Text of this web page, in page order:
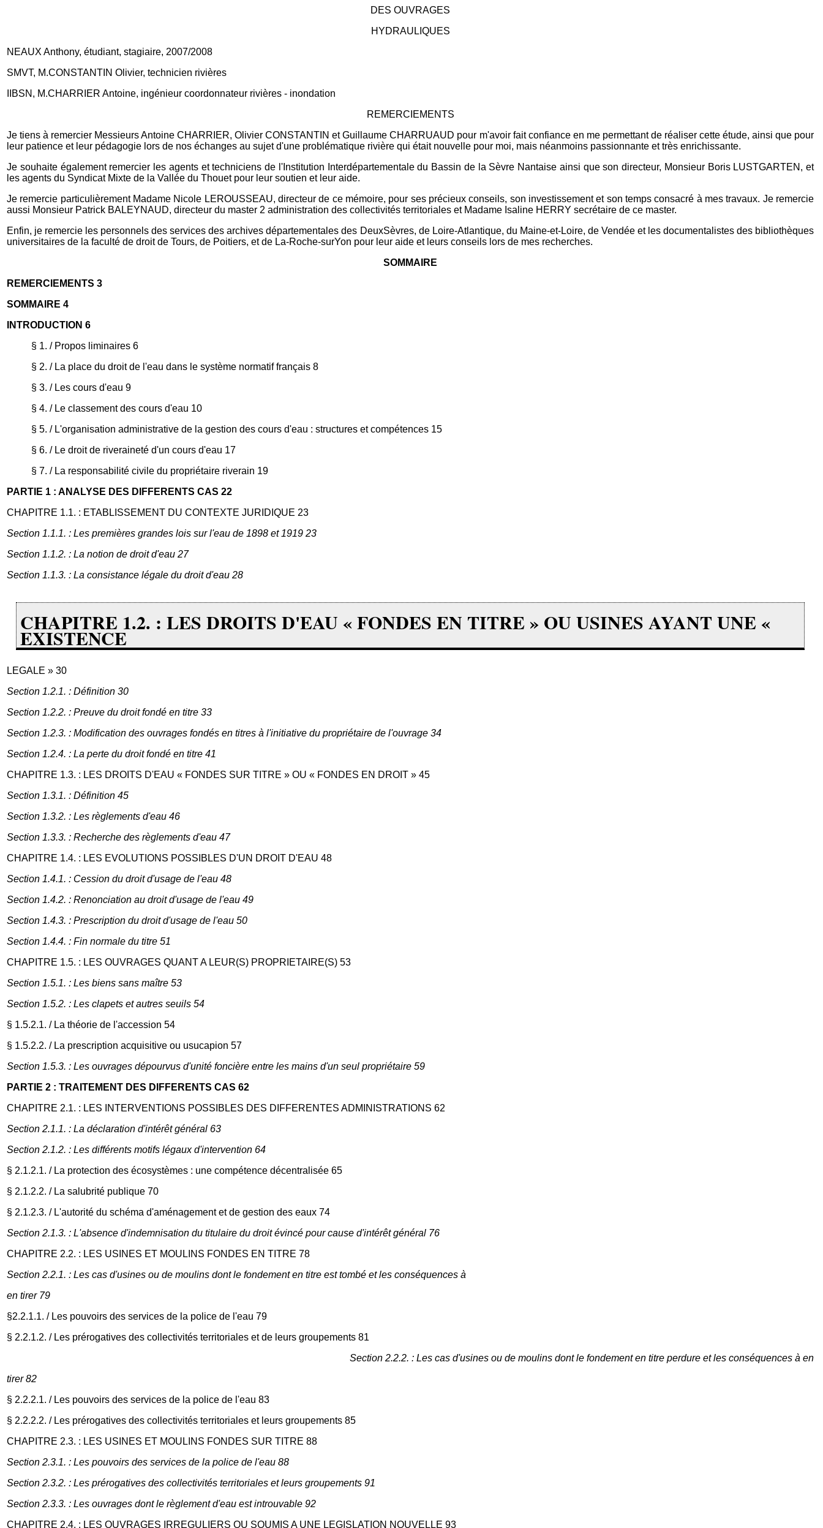
DES OUVRAGES
HYDRAULIQUES
NEAUX Anthony, étudiant, stagiaire, 2007/2008
SMVT, M.CONSTANTIN Olivier, technicien rivières
IIBSN, M.CHARRIER Antoine, ingénieur coordonnateur rivières - inondation
REMERCIEMENTS
Je tiens à remercier Messieurs Antoine CHARRIER, Olivier CONSTANTIN et Guillaume CHARRUAUD pour m'avoir fait confiance en me permettant de réaliser cette étude, ainsi que pour
leur patience et leur pédagogie lors de nos échanges au sujet d'une problématique rivière qui était nouvelle pour moi, mais néanmoins passionnante et très enrichissante.
Je souhaite également remercier les agents et techniciens de l'Institution Interdépartementale du Bassin de la Sèvre Nantaise ainsi que son directeur, Monsieur Boris LUSTGARTEN, et
les agents du Syndicat Mixte de la Vallée du Thouet pour leur soutien et leur aide.
Je remercie particulièrement Madame Nicole LEROUSSEAU, directeur de ce mémoire, pour ses précieux conseils, son investissement et son temps consacré à mes travaux. Je remercie
aussi Monsieur Patrick BALEYNAUD, directeur du master 2 administration des collectivités territoriales et Madame Isaline HERRY secrétaire de ce master.
Enfin, je remercie les personnels des services des archives départementales des DeuxSèvres, de Loire-Atlantique, du Maine-et-Loire, de Vendée et les documentalistes des bibliothèques
universitaires de la faculté de droit de Tours, de Poitiers, et de La-Roche-surYon pour leur aide et leurs conseils lors de mes recherches.
SOMMAIRE
REMERCIEMENTS 3
SOMMAIRE 4
INTRODUCTION 6
§ 1. / Propos liminaires 6
§ 2. / La place du droit de l'eau dans le système normatif français 8
§ 3. / Les cours d'eau 9
§ 4. / Le classement des cours d'eau 10
§ 5. / L'organisation administrative de la gestion des cours d'eau : structures et compétences 15
§ 6. / Le droit de riveraineté d'un cours d'eau 17
§ 7. / La responsabilité civile du propriétaire riverain 19
PARTIE 1 : ANALYSE DES DIFFERENTS CAS 22
CHAPITRE 1.1. : ETABLISSEMENT DU CONTEXTE JURIDIQUE 23
Section 1.1.1. : Les premières grandes lois sur l'eau de 1898 et 1919 23
Section 1.1.2. : La notion de droit d'eau 27
Section 1.1.3. : La consistance légale du droit d'eau 28
CHAPITRE 1.2. : LES DROITS D'EAU « FONDES EN TITRE » OU USINES AYANT UNE «
EXISTENCE
LEGALE » 30
Section 1.2.1. : Définition 30
Section 1.2.2. : Preuve du droit fondé en titre 33
Section 1.2.3. : Modification des ouvrages fondés en titres à l'initiative du propriétaire de l'ouvrage 34
Section 1.2.4. : La perte du droit fondé en titre 41
CHAPITRE 1.3. : LES DROITS D'EAU « FONDES SUR TITRE » OU « FONDES EN DROIT » 45
Section 1.3.1. : Définition 45
Section 1.3.2. : Les règlements d'eau 46
Section 1.3.3. : Recherche des règlements d'eau 47
CHAPITRE 1.4. : LES EVOLUTIONS POSSIBLES D'UN DROIT D'EAU 48
Section 1.4.1. : Cession du droit d'usage de l'eau 48
Section 1.4.2. : Renonciation au droit d'usage de l'eau 49
Section 1.4.3. : Prescription du droit d'usage de l'eau 50
Section 1.4.4. : Fin normale du titre 51
CHAPITRE 1.5. : LES OUVRAGES QUANT A LEUR(S) PROPRIETAIRE(S) 53
Section 1.5.1. : Les biens sans maître 53
Section 1.5.2. : Les clapets et autres seuils 54
§ 1.5.2.1. / La théorie de l'accession 54
§ 1.5.2.2. / La prescription acquisitive ou usucapion 57
Section 1.5.3. : Les ouvrages dépourvus d'unité foncière entre les mains d'un seul propriétaire 59
PARTIE 2 : TRAITEMENT DES DIFFERENTS CAS 62
CHAPITRE 2.1. : LES INTERVENTIONS POSSIBLES DES DIFFERENTES ADMINISTRATIONS 62
Section 2.1.1. : La déclaration d'intérêt général 63
Section 2.1.2. : Les différents motifs légaux d'intervention 64
§ 2.1.2.1. / La protection des écosystèmes : une compétence décentralisée 65
§ 2.1.2.2. / La salubrité publique 70
§ 2.1.2.3. / L'autorité du schéma d'aménagement et de gestion des eaux 74
Section 2.1.3. : L'absence d'indemnisation du titulaire du droit évincé pour cause d'intérêt général 76
CHAPITRE 2.2. : LES USINES ET MOULINS FONDES EN TITRE 78
Section 2.2.1. : Les cas d'usines ou de moulins dont le fondement en titre est tombé et les conséquences à
en tirer 79
§2.2.1.1. / Les pouvoirs des services de la police de l'eau 79
§ 2.2.1.2. / Les prérogatives des collectivités territoriales et de leurs groupements 81
Section 2.2.2. : Les cas d'usines ou de moulins dont le fondement en titre perdure et les conséquences à en
tirer 82
§ 2.2.2.1. / Les pouvoirs des services de la police de l'eau 83
§ 2.2.2.2. / Les prérogatives des collectivités territoriales et leurs groupements 85
CHAPITRE 2.3. : LES USINES ET MOULINS FONDES SUR TITRE 88
Section 2.3.1. : Les pouvoirs des services de la police de l'eau 88
Section 2.3.2. : Les prérogatives des collectivités territoriales et leurs groupements 91
Section 2.3.3. : Les ouvrages dont le règlement d'eau est introuvable 92
CHAPITRE 2.4. : LES OUVRAGES IRREGULIERS OU SOUMIS A UNE LEGISLATION NOUVELLE 93